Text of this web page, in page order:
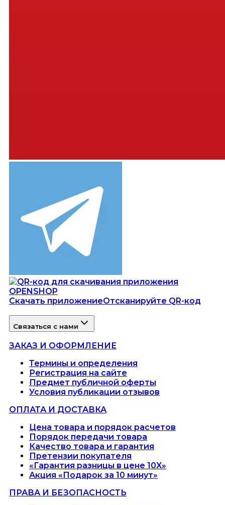
Скачать приложениеОтсканируйте QR-код
Связаться с нами
ЗАКАЗ И ОФОРМЛЕНИЕ
Термины и определения
Регистрация на сайте
Предмет публичной оферты
Условия публикации отзывов
ОПЛАТА И ДОСТАВКА
Цена товара и порядок расчетов
Порядок передачи товара
Качество товара и гарантия
Претензии покупателя
«Гарантия разницы в цене 10X»
Акция «Подарок за 10 минут»
ПРАВА И БЕЗОПАСНОСТЬ